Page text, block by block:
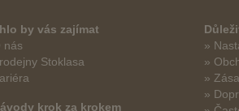
by vás zajímat
nás
Stoklasa
krok za krokem
»
»
»
»